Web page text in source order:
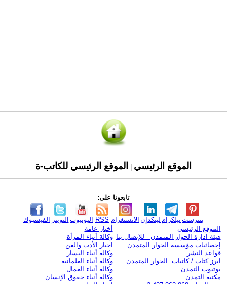
الموقع الرئيسي الموقع الرئيسي للكاتب-ة
تابعونا على:
الفيسبوك التويتر اليوتيوب RSS الانستغرام لينكدإن تيلكرامبنترست
الموقع الرئيسي
هيئة ادارة الحوار المتمدن - للإتصال بنا
إحصائيات مؤسسة الحوار المتمدن
قواعد النشر
ابرز كتاب / كاتبات الحوار المتمدن
يوتيوب التمدن
مكتبة التمدن
أخبار عامة
وكالة أنباء المرأة
اخبار الأدب والفن
وكالة أنباء اليسار
وكالة أنباء العلمانية
وكالة أنباء العمال
وكالة أنباء حقوق الإنسان